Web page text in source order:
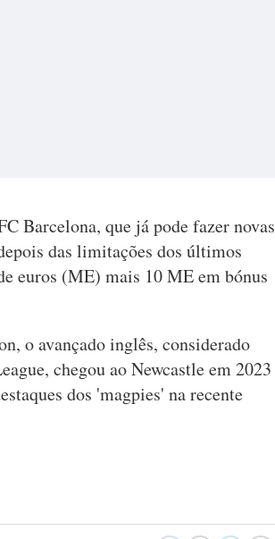
Barcelona, que já pode fazer novas
das limitações dos últimos
euros (ME) mais 10 ME em bónus
o avançado inglês, considerado
chegou ao Newcastle em 2023
dos 'magpies' na recente